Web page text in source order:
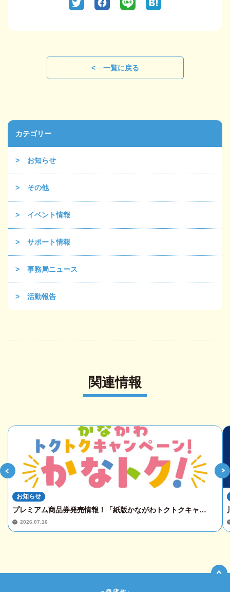
一覧に戻る
カテゴリー
お知らせ
その他
イベント情報
サポート情報
事務局ニュース
活動報告
関連情報
プレミアム商品券発売情報！「紙版かながわトクトクキャ…
2026.07.16
お知らせ